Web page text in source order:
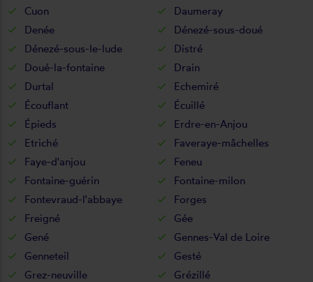
Cuon
Daumeray
Denée
Dénezé-sous-doué
Dénezé-sous-le-lude
Distré
Doué-la-fontaine
Drain
Durtal
Echemiré
Écouflant
Écuillé
Épieds
Erdre-en-Anjou
Etriché
Faveraye-mâchelles
Faye-d'anjou
Feneu
Fontaine-guérin
Fontaine-milon
Fontevraud-l'abbaye
Forges
Freigné
Gée
Gené
Gennes-Val de Loire
Genneteil
Gesté
Grez-neuville
Grézillé